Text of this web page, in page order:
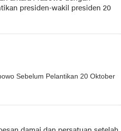
presiden-wakil presiden 20
Sebelum Pelantikan 20 Oktober